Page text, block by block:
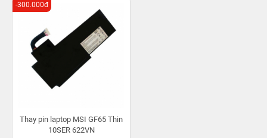
Thay pin laptop MSI GF65 Thin
10SER 622VN
-300.000đ